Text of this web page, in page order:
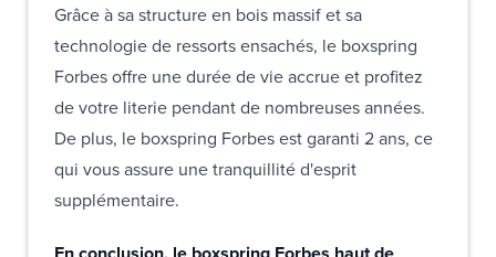
Grâce à sa structure en bois massif et sa
technologie de ressorts ensachés, le boxspring
Forbes offre une durée de vie accrue et profitez
de votre literie pendant de nombreuses années.
De plus, le boxspring Forbes est garanti 2 ans, ce
qui vous assure une tranquillité d'esprit
supplémentaire.